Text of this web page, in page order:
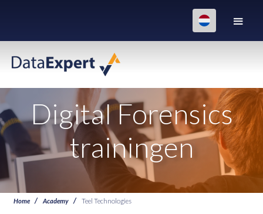
Digital Forensics
trainingen
Home Academy Teel Technologies